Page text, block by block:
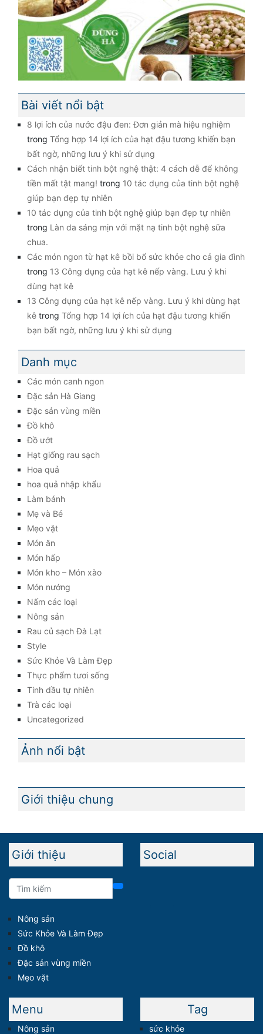
Bài viết nổi bật
8 lợi ích của nước đậu đen: Đơn giản mà hiệu nghiệm
trong Tổng hợp 14 lợi ích của hạt đậu tương khiến bạn
bất ngờ, những lưu ý khi sử dụng
Cách nhận biết tinh bột nghệ thật: 4 cách dễ để không
tiền mất tật mang! trong 10 tác dụng của tinh bột nghệ
giúp bạn đẹp tự nhiên
10 tác dụng của tinh bột nghệ giúp bạn đẹp tự nhiên
trong Làn da sáng mịn với mặt nạ tinh bột nghệ sữa
chua.
Các món ngon từ hạt kê bồi bổ sức khỏe cho cả gia đình
trong 13 Công dụng của hạt kê nếp vàng. Lưu ý khi
dùng hạt kê
13 Công dụng của hạt kê nếp vàng. Lưu ý khi dùng hạt
kê trong Tổng hợp 14 lợi ích của hạt đậu tương khiến
bạn bất ngờ, những lưu ý khi sử dụng
Danh mục
Các món canh ngon
Đặc sản Hà Giang
Đặc sản vùng miền
Đồ khô
Đồ ướt
Hạt giống rau sạch
Hoa quả
hoa quả nhập khẩu
Làm bánh
Mẹ và Bé
Mẹo vặt
Món ăn
Món hấp
Món kho – Món xào
Món nướng
Nấm các loại
Nông sản
Rau củ sạch Đà Lạt
Style
Sức Khỏe Và Làm Đẹp
Thực phẩm tươi sống
Tinh dầu tự nhiên
Trà các loại
Uncategorized
Ảnh nổi bật
Giới thiệu chung
Giới thiệu
Nông sản
Sức Khỏe Và Làm Đẹp
Đồ khô
Đặc sản vùng miền
Mẹo vặt
Social
Menu
Nông sản
Tag
sức khỏe